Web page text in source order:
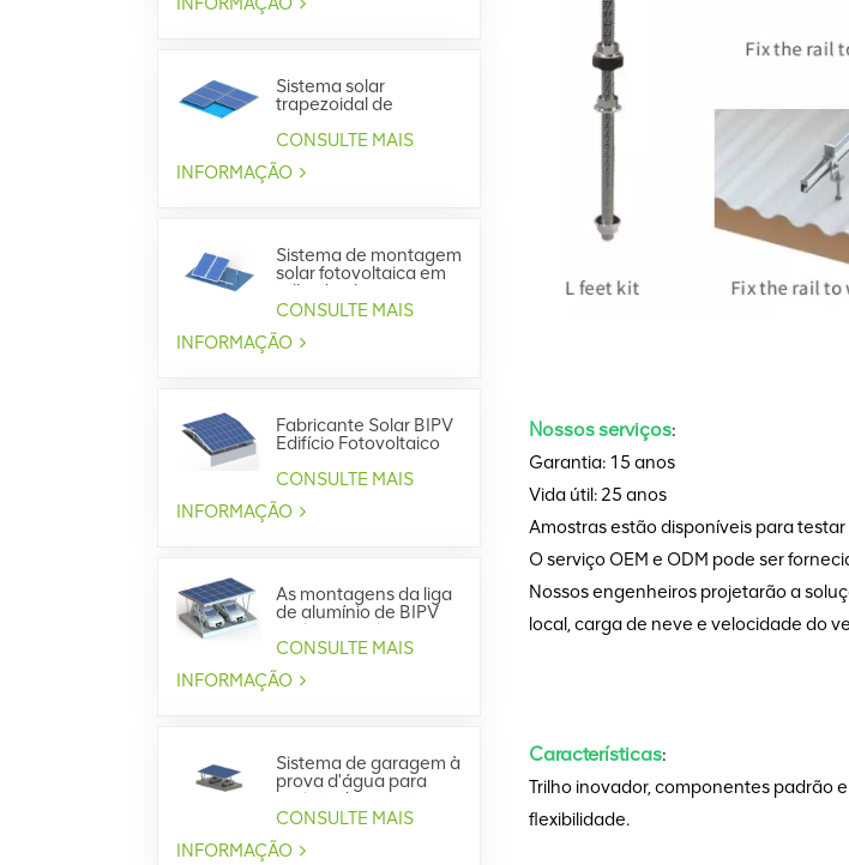
Sistema solar
trapezoidal de
montagem em
telhado metálico
CONSULTE MAIS
INFORMAÇÃO
Sistema de montagem
solar fotovoltaica em
telhado plano
CONSULTE MAIS
INFORMAÇÃO
Fabricante Solar BIPV
Edifício Fotovoltaico
CONSULTE MAIS
INFORMAÇÃO
As montagens da liga
de alumínio de BIPV
projetam o sistema
impermeável do
Carport
CONSULTE MAIS
INFORMAÇÃO
Sistema de garagem à
prova d'água para
projeto de estrutura
de aço BIPV
CONSULTE MAIS
INFORMAÇÃO
Nossos serviços:
Garantia: 15 anos
Vida útil: 25 anos
Amostras estão disponíveis para
O serviço OEM e ODM pode ser
Nossos engenheiros projetarão a
local, carga de neve e velocidade do
Características:
Trilho inovador, componentes padrão
flexibilidade.